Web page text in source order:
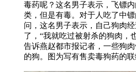
毒药呢？这名男子表示，飞镖
类，但是有毒。对于人吃了中
问，这名男子表示，自己狗肉
了，“我就吃过被射杀的狗肉，
告诉燕赵都市报记者，一些狗
的狗。图为写有售卖毒狗药的联